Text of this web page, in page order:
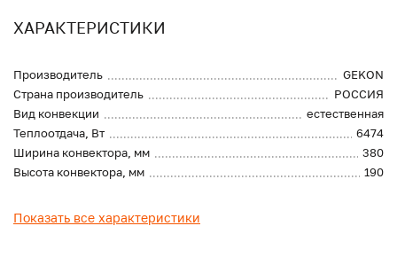
ХАРАКТЕРИСТИКИ
Производитель
GEKON
Страна производитель
РОССИЯ
Вид конвекции
естественная
Теплоотдача, Вт
6474
Ширина конвектора, мм
380
Высота конвектора, мм
190
Показать все характеристики